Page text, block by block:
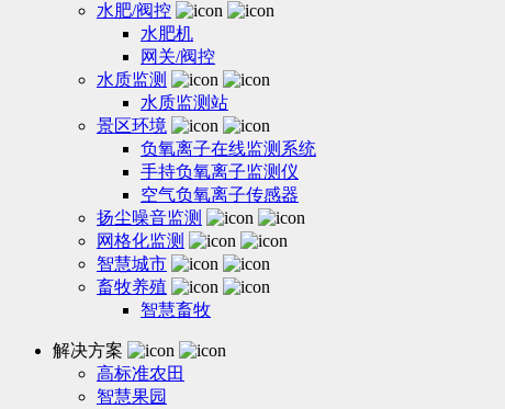
水肥/阀控
水肥机
网关/阀控
水质监测
水质监测站
景区环境
负氧离子在线监测系统
手持负氧离子监测仪
空气负氧离子传感器
扬尘噪音监测
网格化监测
智慧城市
畜牧养殖
智慧畜牧
解决方案
高标准农田
智慧果园